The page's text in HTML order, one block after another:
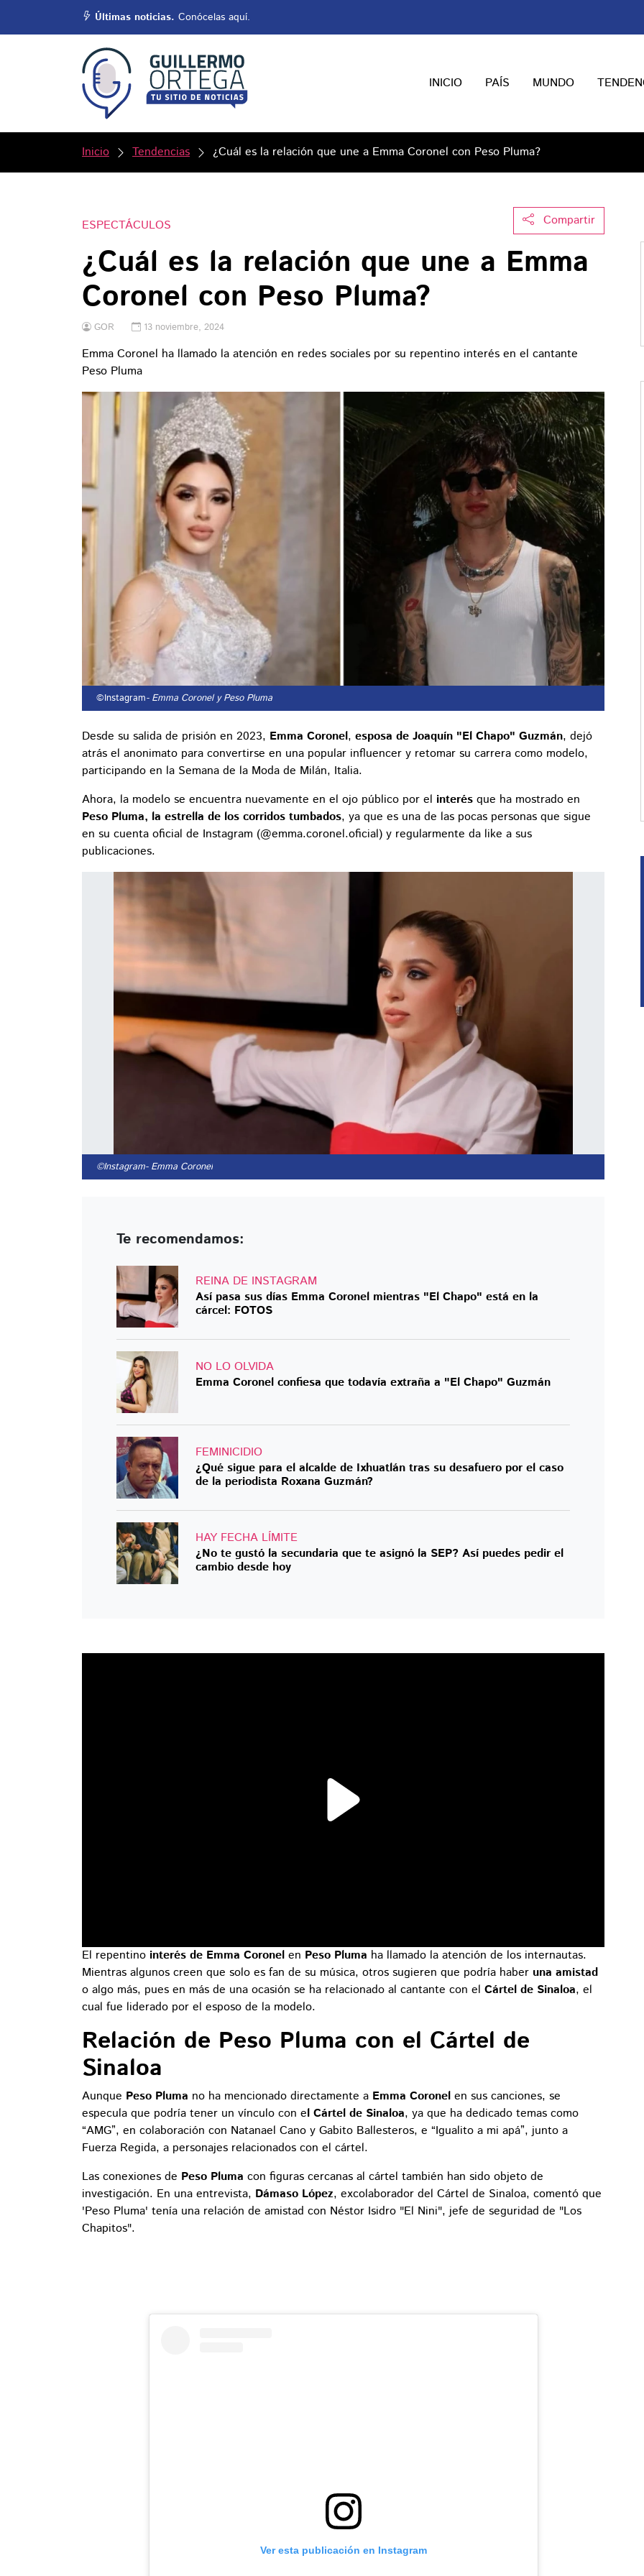
Últimas noticias. Conócelas aquí.
INICIO PAÍS MUNDO
Inicio Tendencias ¿Cuál es la relación que une a Emma Coronel con Peso Pluma?
Compartir
ESPECTÁCULOS
¿Cuál es la relación que une a Emma
Coronel con Peso Pluma?
GOR 13 noviembre, 2024
Emma Coronel ha llamado la atención en redes sociales por su repentino interés en el cantante
Peso Pluma
©Instagram- Emma Coronel y Peso Pluma
Desde su salida de prisión en 2023, Emma Coronel, esposa de Joaquín "El Chapo" Guzmán, dejó
atrás el anonimato para convertirse en una popular influencer y retomar su carrera como modelo,
participando en la Semana de la Moda de Milán, Italia.
Ahora, la modelo se encuentra nuevamente en el ojo público por el interés que ha mostrado en
Peso Pluma, la estrella de los corridos tumbados, ya que es una de las pocas personas que sigue
en su cuenta oficial de Instagram (@emma.coronel.oficial) y regularmente da like a sus
publicaciones.
©Instagram- Emma Coronel
Te recomendamos:
REINA DE INSTAGRAM
Así pasa sus días Emma Coronel mientras "El Chapo" está en la
cárcel: FOTOS
NO LO OLVIDA
Emma Coronel confiesa que todavía extraña a "El Chapo" Guzmán
FEMINICIDIO
¿Qué sigue para el alcalde de Ixhuatlán tras su desafuero por el caso
de la periodista Roxana Guzmán?
HAY FECHA LÍMITE
¿No te gustó la secundaria que te asignó la SEP? Así puedes pedir el
cambio desde hoy
El repentino interés de Emma Coronel en Peso Pluma ha llamado la atención de los internautas.
Mientras algunos creen que solo es fan de su música, otros sugieren que podría haber una amistad
o algo más, pues en más de una ocasión se ha relacionado al cantante con el Cártel de Sinaloa, el
cual fue liderado por el esposo de la modelo.
Relación de Peso Pluma con el Cártel de
Sinaloa
Aunque Peso Pluma no ha mencionado directamente a Emma Coronel en sus canciones, se
especula que podría tener un vínculo con el Cártel de Sinaloa, ya que ha dedicado temas como
“AMG”, en colaboración con Natanael Cano y Gabito Ballesteros, e “Igualito a mi apá”, junto a
Fuerza Regida, a personajes relacionados con el cártel.
Las conexiones de Peso Pluma con figuras cercanas al cártel también han sido objeto de
investigación. En una entrevista, Dámaso López, excolaborador del Cártel de Sinaloa, comentó que
'Peso Pluma' tenía una relación de amistad con Néstor Isidro "El Nini", jefe de seguridad de "Los
Chapitos".
Ver esta publicación en Instagram